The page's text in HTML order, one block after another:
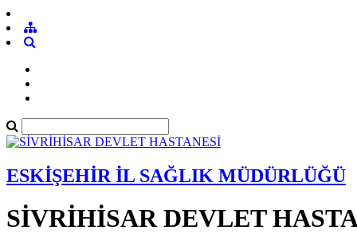
ESKİŞEHİR İL SAĞLIK MÜDÜRLÜĞÜ
SİVRİHİSAR DEVLET